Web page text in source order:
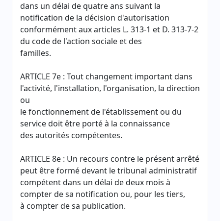
dans un délai de quatre ans suivant la
notification de la décision d'autorisation
conformément aux articles L. 313-1 et D. 313-7-2
du code de l'action sociale et des
familles.
ARTICLE 7e : Tout changement important dans
l'activité, l'installation, l'organisation, la direction
ou
le fonctionnement de l'établissement ou du
service doit être porté à la connaissance
des autorités compétentes.
ARTICLE 8e : Un recours contre le présent arrêté
peut être formé devant le tribunal administratif
compétent dans un délai de deux mois à
compter de sa notification ou, pour les tiers,
à compter de sa publication.